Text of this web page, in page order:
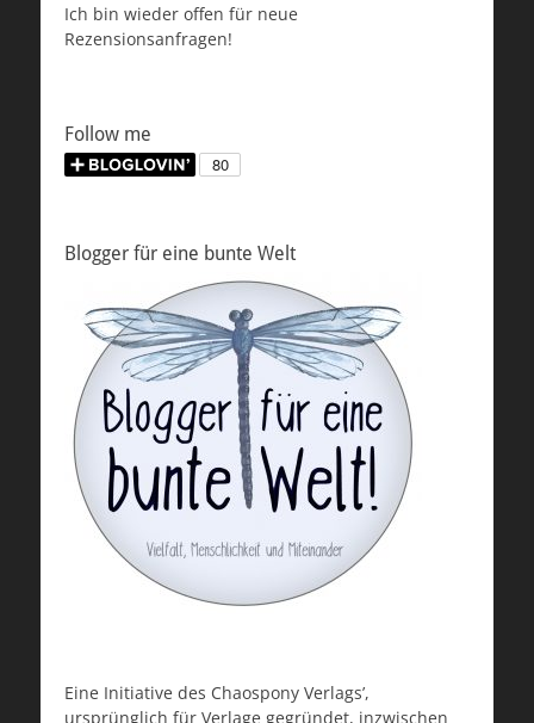
Ich bin wieder offen für neue
Rezensionsanfragen!
Follow me
Blogger für eine bunte Welt
Eine Initiative des Chaospony Verlags’,
ursprünglich für Verlage gegründet, inzwischen